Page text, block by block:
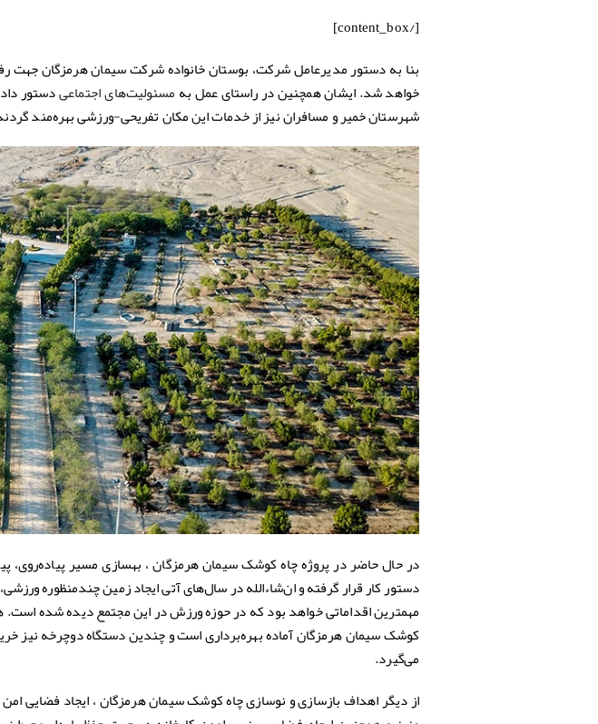
[/content_box]
بنا به دستور مدیرعامل شرکت، بوستان خانواده شرکت سیمان هرمزگان جهت
خواهد شد. ایشان همچنین در راستای عمل به مسئولیت‌های اجتماعیدستور
شهرستان خمیر و مسافران نیز از خدمات این مکان تفریحی-ورزشی بهره‌مند
در حال حاضر در پروژه چاه کوشک سیمان هرمزگان ، بهسازی مسیر
دستور کار قرار گرفته و ان‌شاءالله در سال‌های آتی ایجاد زمین چندمنظوره
مهمترین اقداماتی خواهد بود که در حوزه ورزش در این مجتمع دیده شده
کوشک سیمان هرمزگان آماده بهره‌برداری است و چندین دستگاه دوچرخه نیز
می‌گیرد.
از دیگر اهداف بازسازی و نوسازی چاه کوشک سیمان هرمزگان ، ایجاد فضایی